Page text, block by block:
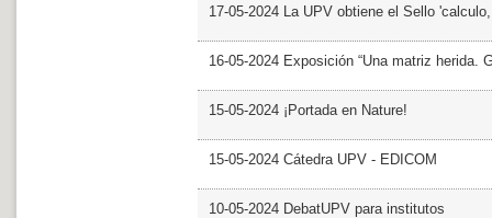
17-05-2024 La UPV obtiene el Sello
16-05-2024 Exposición “Una matriz herida.
15-05-2024 ¡Portada en Nature!
15-05-2024 Cátedra UPV - EDICOM
10-05-2024 DebatUPV para institutos